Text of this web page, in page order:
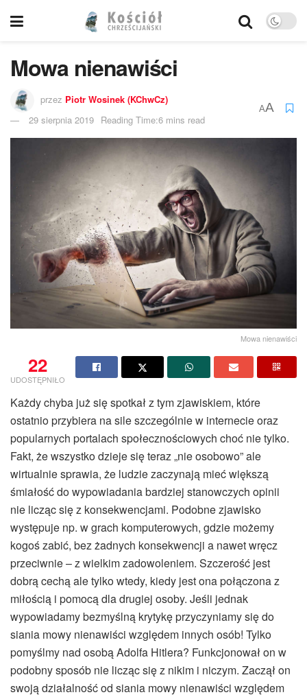
Mowa nienawiści
przez Piotr Wosinek (KChwCz)
29 sierpnia 2019 Reading Time:6 mins read
AA
Mowa nienawiści
22
UDOSTĘPNIŁO
Każdy chyba już się spotkał z tym zjawiskiem, które
ostatnio przybiera na sile szczególnie w internecie oraz
popularnych portalach społecznościowych choć nie tylko.
Fakt, że wszystko dzieje się teraz „nie osobowo” ale
wirtualnie sprawia, że ludzie zaczynają mieć większą
śmiałość do wypowiadania bardziej stanowczych opinii
nie licząc się z konsekwencjami. Podobne zjawisko
występuje np. w grach komputerowych, gdzie możemy
kogoś zabić, bez żadnych konsekwencji a nawet wręcz
przeciwnie – z wielkim zadowoleniem. Szczerość jest
dobrą cechą ale tylko wtedy, kiedy jest ona połączona z
miłością i pomocą dla drugiej osoby. Jeśli jednak
wypowiadamy bezmyślną krytykę przyczyniamy się do
siania mowy nienawiści względem innych osób! Tylko
pomyślmy nad osobą Adolfa Hitlera? Funkcjonował on w
podobny sposób nie licząc się z nikim i niczym. Zaczął on
swoją działalność od siania mowy nienawiści względem